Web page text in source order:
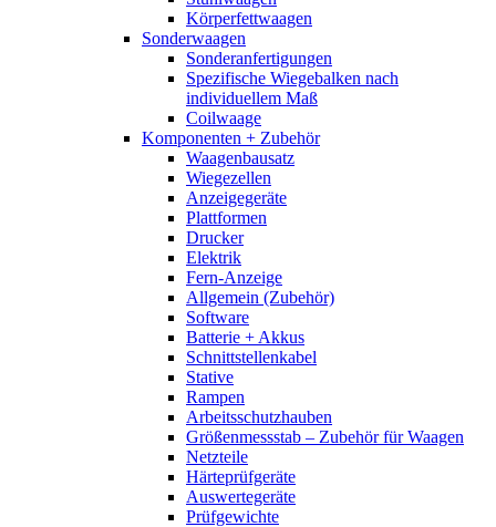
Körperfettwaagen
Sonderwaagen
Sonderanfertigungen
Spezifische Wiegebalken nach
individuellem Maß
Coilwaage
Komponenten + Zubehör
Waagenbausatz
Wiegezellen
Anzeigegeräte
Plattformen
Drucker
Elektrik
Fern-Anzeige
Allgemein (Zubehör)
Software
Batterie + Akkus
Schnittstellenkabel
Stative
Rampen
Arbeitsschutzhauben
Größenmessstab – Zubehör für Waagen
Netzteile
Härteprüfgeräte
Auswertegeräte
Prüfgewichte